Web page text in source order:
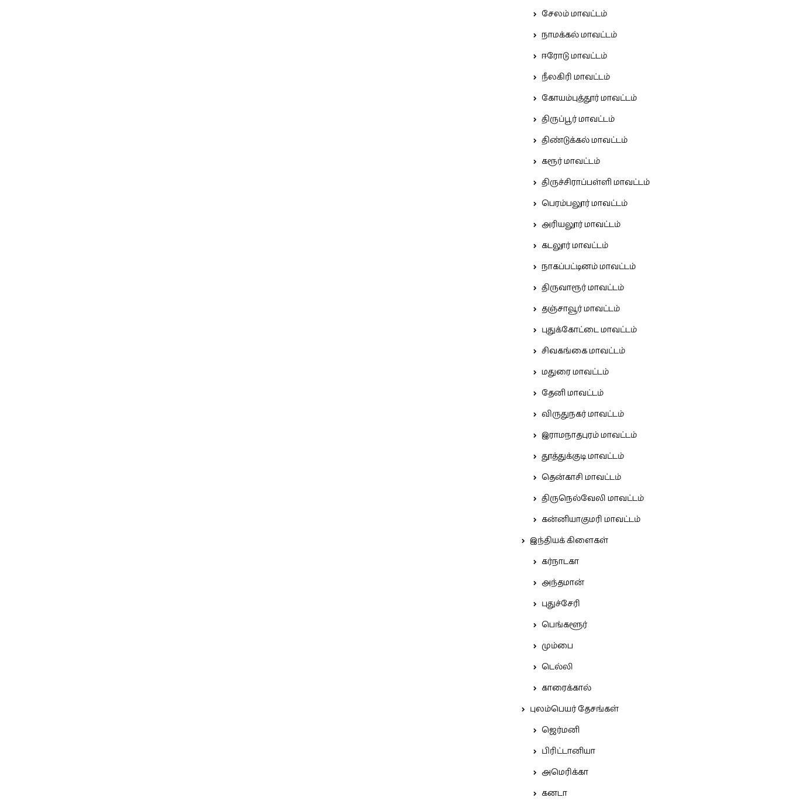
சேலம் மாவட்டம்
நாமக்கல் மாவட்டம்
ஈரோடு மாவட்டம்
நீலகிரி மாவட்டம்
கோயம்புத்தூர் மாவட்டம்
திருப்பூர் மாவட்டம்
திண்டுக்கல் மாவட்டம்
கரூர் மாவட்டம்
திருச்சிராப்பள்ளி மாவட்டம்
பெரம்பலூர் மாவட்டம்
அரியலூர் மாவட்டம்
கடலூர் மாவட்டம்
நாகப்பட்டினம் மாவட்டம்
திருவாரூர் மாவட்டம்
தஞ்சாவூர் மாவட்டம்
புதுக்கோட்டை மாவட்டம்
சிவகங்கை மாவட்டம்
மதுரை மாவட்டம்
தேனி மாவட்டம்
விருதுநகர் மாவட்டம்
இராமநாதபுரம் மாவட்டம்
தூத்துக்குடி மாவட்டம்
தென்காசி மாவட்டம்
திருநெல்வேலி மாவட்டம்
கன்னியாகுமரி மாவட்டம்
இந்தியக் கிளைகள்
கர்நாடகா
அந்தமான்
புதுச்சேரி
பெங்களூர்
மும்பை
டெல்லி
காரைக்கால்
புலம்பெயர் தேசங்கள்
ஜெர்மனி
பிரிட்டானியா
அமெரிக்கா
கனடா